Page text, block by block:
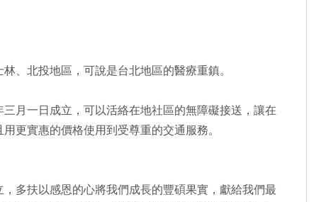
、北投地區，可說是台北地區的醫療重鎮。
月一日成立，可以活絡在地社區的無障礙接送，讓在
更實惠的價格使用到受尊重的交通服務。
多扶以感恩的心將我們成長的豐碩果實，獻給我們最